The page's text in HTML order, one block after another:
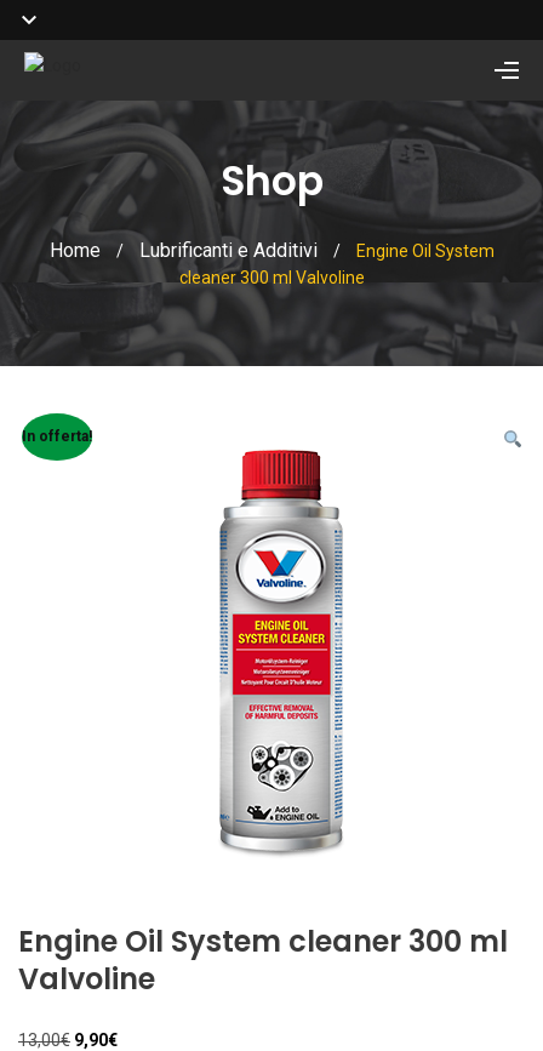
Shop
Home / Lubrificanti e Additivi /
Engine Oil System
cleaner 300 ml Valvoline
In offerta!
Engine Oil System cleaner 300 ml
Valvoline
13,00€ Il9,90€Il